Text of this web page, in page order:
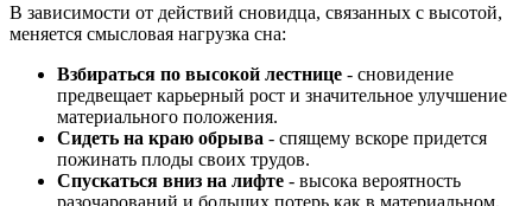
В зависимости от действий сновидца, связанных с высотой,
меняется смысловая нагрузка сна:
Взбираться по высокой лестнице - сновидение
предвещает карьерный рост и значительное улучшение
материального положения.
Сидеть на краю обрыва - спящему вскоре придется
пожинать плоды своих трудов.
Спускаться вниз на лифте - высока вероятность
разочарований и больших потерь как в материальном,